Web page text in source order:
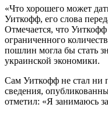
«Что хорошего может
Уиткофф, его слова
Отмечается, что
ограниченного
пошлин могла бы стать
украинской экономики.
Сам Уиткофф не стал ни
сведения,
отметил: «Я занимаюсь